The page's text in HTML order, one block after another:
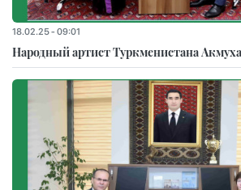
18.02.25 - 09:01
Народный артист Туркменистана